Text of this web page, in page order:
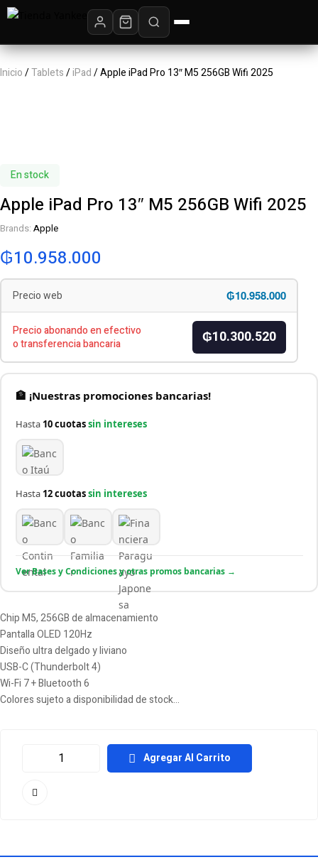
Inicio/Tablets/iPad/ Apple iPad Pro 13″ M5 256GB Wifi 2025
En stock
Apple iPad Pro 13″ M5 256GB Wifi 2025
Brands: Apple
₲10.958.000
Precio web ₲10.958.000
Precio abonando en efectivo
o transferencia bancaria
₲10.300.520
🏦 ¡Nuestras promociones bancarias!
Hasta 10 cuotassin intereses
Hasta 12 cuotassin intereses
Ver Bases y Condiciones y otras promos bancarias →
Chip M5, 256GB de almacenamiento
Pantalla OLED 120Hz
Diseño ultra delgado y liviano
USB-C (Thunderbolt 4)
Wi-Fi 7 + Bluetooth 6
Colores sujeto a disponibilidad de stock…
Agregar Al Carrito